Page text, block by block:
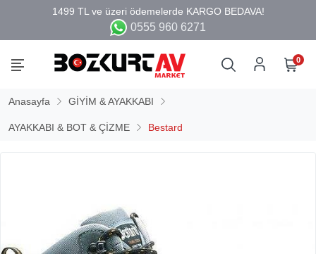
0555 960 6271
0
Anasayfa GİYİM & AYAKKABI
AYAKKABI & BOT & ÇİZME Bestard